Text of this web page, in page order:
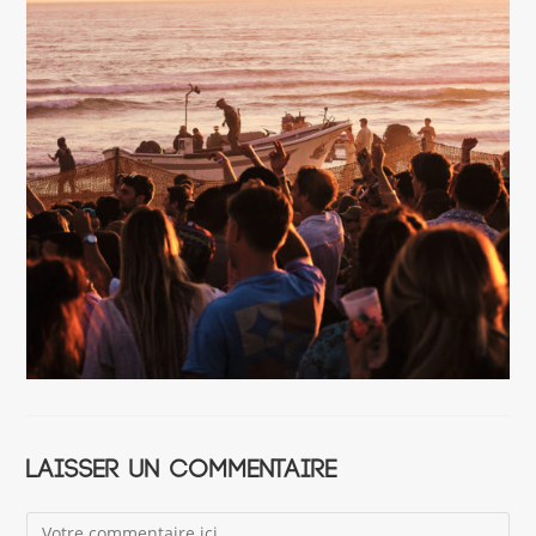
Laisser un commentaire
Comment